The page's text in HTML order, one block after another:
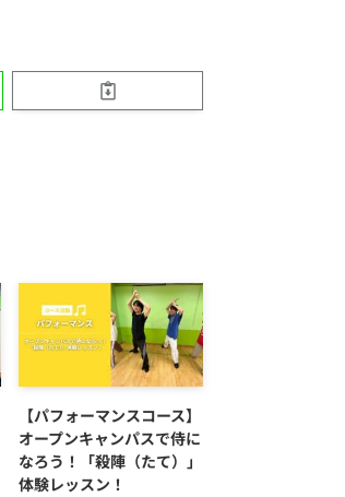
【パフォーマンスコース】
オープンキャンパスで侍に
なろう！「殺陣（たて）」
体験レッスン！